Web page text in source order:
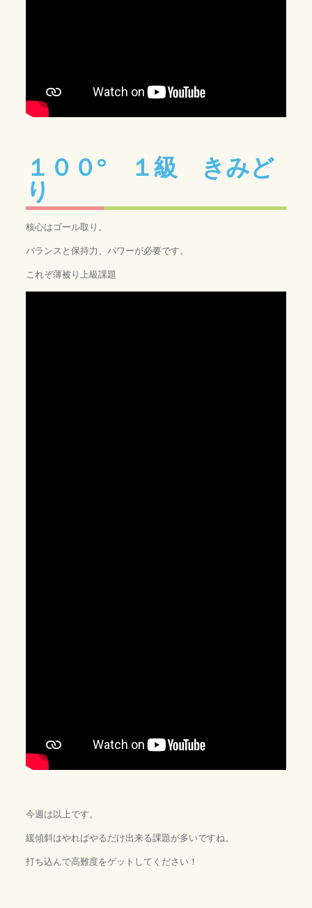
１００° １級 きみど
り
核心はゴール取り。
バランスと保持力、パワーが必要です。
これぞ薄被り上級課題
今週は以上です。
緩傾斜はやればやるだけ出来る課題が多いですね。
打ち込んで高難度をゲットしてください！